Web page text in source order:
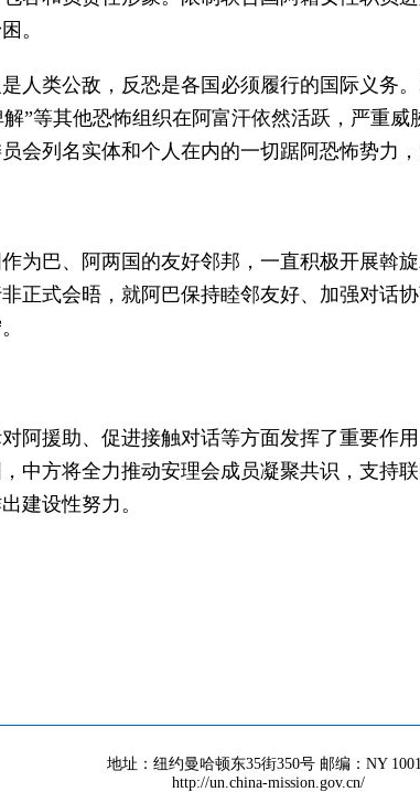
。
人类公敌，反恐是各国必须履行的国际义务
解”等其他恐怖组织在阿富汗依然活跃，严重
会列名实体和个人在内的一切踞阿恐怖势力
为巴、阿两国的友好邻邦，一直积极开展斡
正式会晤，就阿巴保持睦邻友好、加强对话
阿援助、促进接触对话等方面发挥了重要作
中方将全力推动安理会成员凝聚共识，支持
建设性努力。
地址：纽约曼哈顿东35街350号 邮编：NY
http://un.china-mission.gov.cn/